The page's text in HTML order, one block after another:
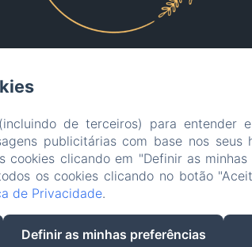
EN FR ES IT DE
PT
Alimentado usando Amenitiz
Termos de vendas
de terceiros) para entender
publicitárias com base nos
cookies clicando em "Definir as
os cookies clicando no botão
de Privacidade.
Definir as minhas preferências